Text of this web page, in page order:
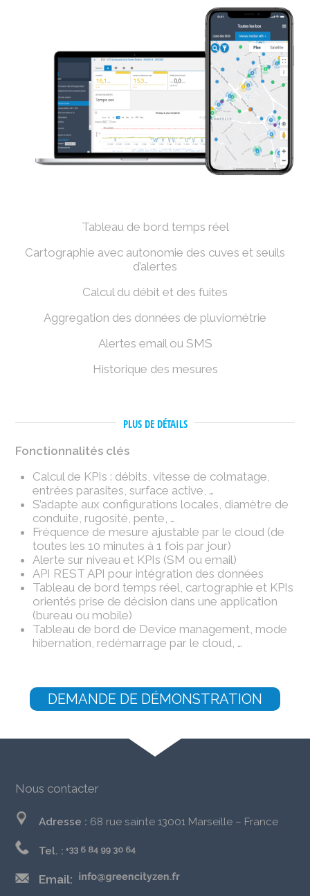
Tableau de bord temps réel
Cartographie avec autonomie des cuves et seuils
d’alertes
Calcul du débit et des fuites
Aggregation des données de pluviométrie
Alertes email ou SMS
Historique des mesures
PLUS DE DÉTAILS
Fonctionnalités clés
Calcul de KPIs : débits, vitesse de colmatage,
entrées parasites, surface active, …
S’adapte aux configurations locales, diamètre de
conduite, rugosité, pente, …
Fréquence de mesure ajustable par le cloud (de
toutes les 10 minutes à 1 fois par jour)
Alerte sur niveau et KPIs (SM ou email)
API REST API pour intégration des données
Tableau de bord temps réel, cartographie et KPIs
orientés prise de décision dans une application
(bureau ou mobile)
Tableau de bord de Device management, mode
hibernation, redémarrage par le cloud, …
DEMANDE DE DÉMONSTRATION
Nous contacter
Adresse : 68 rue sainte 13001 Marseille – France
Tel. :
Email: